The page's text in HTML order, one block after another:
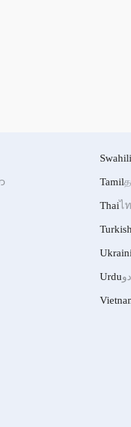
Swahili
Tamil
Thaiไ
Turkish
Urdu